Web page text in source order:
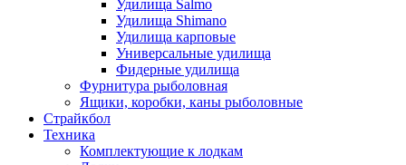
Удилища Salmo
Удилища Shimano
Удилища карповые
Универсальные удилища
Фидерные удилища
Фурнитура рыболовная
Ящики, коробки, каны рыболовные
Страйкбол
Техника
Комплектующие к лодкам